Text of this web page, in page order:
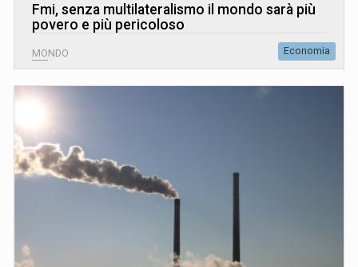
Fmi, senza multilateralismo il mondo sarà più
povero e più pericoloso
MONDO Economia